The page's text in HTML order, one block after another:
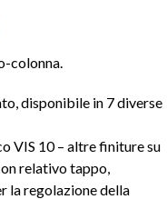
colonna.
disponibile in 7 diverse
VIS 10 – altre finiture su
relativo tappo,
la regolazione della